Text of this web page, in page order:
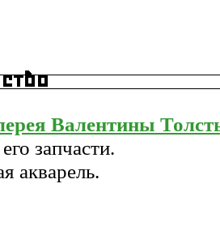
Валентины
запчасти.
акварель.